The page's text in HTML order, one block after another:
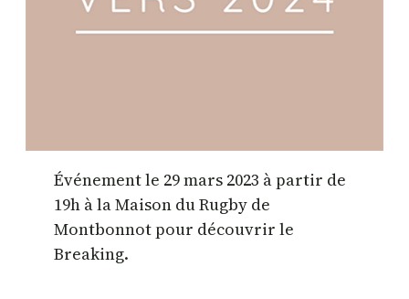
Événement le 29 mars 2023 à partir de
19h à la Maison du Rugby de
Montbonnot pour découvrir le
Breaking.